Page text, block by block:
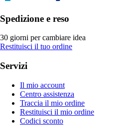
Spedizione e reso
30 giorni per cambiare idea
Restituisci il tuo ordine
Servizi
Il mio account
Centro assistenza
Traccia il mio ordine
Restituisci il mio ordine
Codici sconto